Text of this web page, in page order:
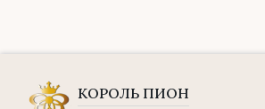
КОРОЛЬ ПИОН